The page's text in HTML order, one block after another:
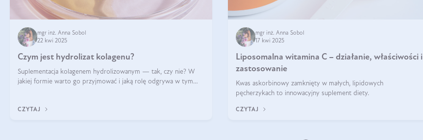
mgr inż. Anna Sobol
22 kwi 2025
Czym jest hydrolizat kolagenu?
Suplementacja kolagenem hydrolizowanym — tak, czy nie? W
jakiej formie warto go przyjmować i jaką rolę odgrywa w tym
CZYTAJ
mgr inż. Anna Sobol
17 kwi 2025
Liposomalna witamina C – działanie, właściwości i
zastosowanie
Kwas askorbinowy zamknięty w małych, lipidowych
pęcherzykach to innowacyjny suplement diety.
CZYTAJ